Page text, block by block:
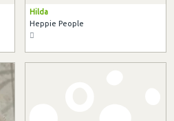
Hilda
Heppie People